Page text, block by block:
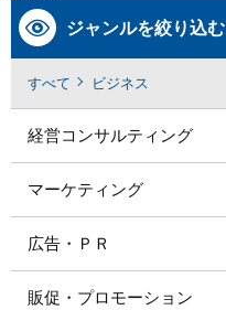
ジャンルを絞り込む
すべて ビジネス
経営コンサルティング
マーケティング
広告・ＰＲ
販促・プロモーション